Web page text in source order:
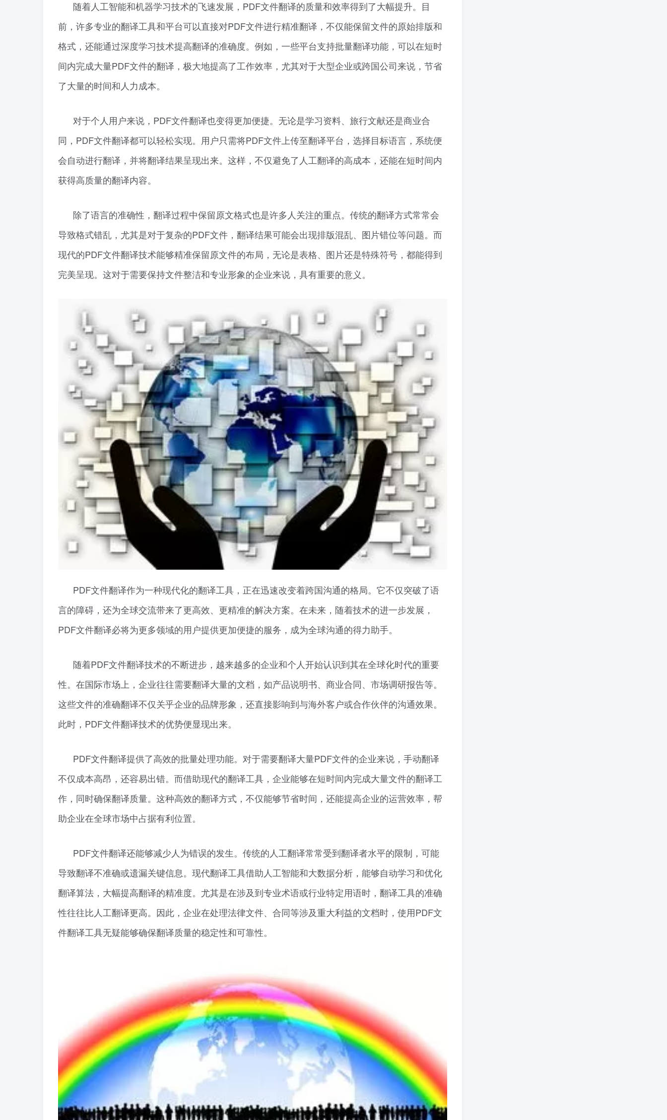
随着人工智能和机器学习技术的飞速发展，PDF文件翻译的质量和效率得到了大幅提升。目
前，许多专业的翻译工具和平台可以直接对PDF文件进行精准翻译，不仅能保留文件的原始排版和
格式，还能通过深度学习技术提高翻译的准确度。例如，一些平台支持批量翻译功能，可以在短时
间内完成大量PDF文件的翻译，极大地提高了工作效率，尤其对于大型企业或跨国公司来说，节省
了大量的时间和人力成本。
对于个人用户来说，PDF文件翻译也变得更加便捷。无论是学习资料、旅行文献还是商业合
同，PDF文件翻译都可以轻松实现。用户只需将PDF文件上传至翻译平台，选择目标语言，系统便
会自动进行翻译，并将翻译结果呈现出来。这样，不仅避免了人工翻译的高成本，还能在短时间内
获得高质量的翻译内容。
除了语言的准确性，翻译过程中保留原文格式也是许多人关注的重点。传统的翻译方式常常会
导致格式错乱，尤其是对于复杂的PDF文件，翻译结果可能会出现排版混乱、图片错位等问题。而
现代的PDF文件翻译技术能够精准保留原文件的布局，无论是表格、图片还是特殊符号，都能得到
完美呈现。这对于需要保持文件整洁和专业形象的企业来说，具有重要的意义。
PDF文件翻译作为一种现代化的翻译工具，正在迅速改变着跨国沟通的格局。它不仅突破了语
言的障碍，还为全球交流带来了更高效、更精准的解决方案。在未来，随着技术的进一步发展，
PDF文件翻译必将为更多领域的用户提供更加便捷的服务，成为全球沟通的得力助手。
随着PDF文件翻译技术的不断进步，越来越多的企业和个人开始认识到其在全球化时代的重要
性。在国际市场上，企业往往需要翻译大量的文档，如产品说明书、商业合同、市场调研报告等。
这些文件的准确翻译不仅关乎企业的品牌形象，还直接影响到与海外客户或合作伙伴的沟通效果。
此时，PDF文件翻译技术的优势便显现出来。
PDF文件翻译提供了高效的批量处理功能。对于需要翻译大量PDF文件的企业来说，手动翻译
不仅成本高昂，还容易出错。而借助现代的翻译工具，企业能够在短时间内完成大量文件的翻译工
作，同时确保翻译质量。这种高效的翻译方式，不仅能够节省时间，还能提高企业的运营效率，帮
助企业在全球市场中占据有利位置。
PDF文件翻译还能够减少人为错误的发生。传统的人工翻译常常受到翻译者水平的限制，可能
导致翻译不准确或遗漏关键信息。现代翻译工具借助人工智能和大数据分析，能够自动学习和优化
翻译算法，大幅提高翻译的精准度。尤其是在涉及到专业术语或行业特定用语时，翻译工具的准确
性往往比人工翻译更高。因此，企业在处理法律文件、合同等涉及重大利益的文档时，使用PDF文
件翻译工具无疑能够确保翻译质量的稳定性和可靠性。